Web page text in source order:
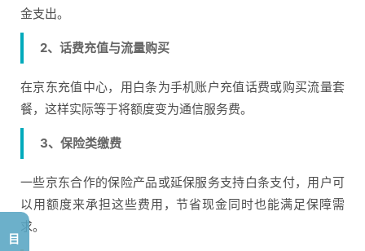
金支出。
2、话费充值与流量购买
在京东充值中心，用白条为手机账户充值话费或购买流量套
餐，这样实际等于将额度变为通信服务费。
3、保险类缴费
一些京东合作的保险产品或延保服务支持白条支付，用户可
以用额度来承担这些费用，节省现金同时也能满足保障需
求。
目